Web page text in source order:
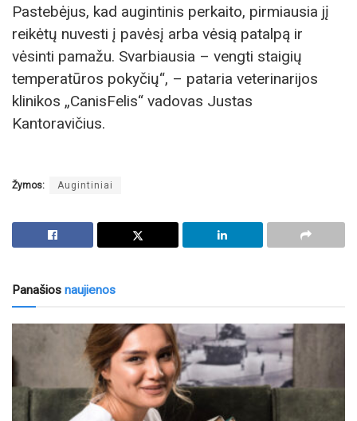
Pastebėjus, kad augintinis perkaito, pirmiausia jį
reikėtų nuvesti į pavėsį arba vėsią patalpą ir
vėsinti pamažu. Svarbiausia – vengti staigių
temperatūros pokyčių“, – pataria veterinarijos
klinikos „CanisFelis“ vadovas Justas
Kantoravičius.
Žymos: Augintiniai
Panašios naujienos